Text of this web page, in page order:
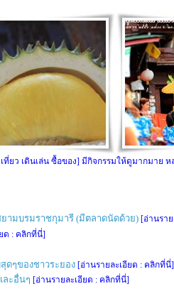
ยว เดินเล่น ซื้อของ] มีกิจกรรมให้ดูมากมาย
ามบรมราชกุมารี (มีตลาดนัดด้วย) [อ่านรา
ด : คลิกที่นี่]
ดๆของชาวระยอง [อ่านรายละเอียด : คลิกที่นี่]
ละอื่นๆ [อ่านรายละเอียด : คลิกที่นี่]